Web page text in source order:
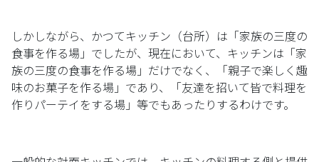
しかしながら、かつてキッチン（台所）は「家族の三度の
食事を作る場」でしたが、現在において、キッチンは「家
族の三度の食事を作る場」だけでなく、「親子で楽しく趣
味のお菓子を作る場」であり、「友達を招いて皆で料理を
作りパーテイをする場」等でもあったりするわけです。